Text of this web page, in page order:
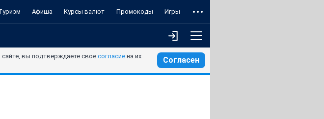
Афиша Курсы валют Промокоды Игры
вы подтверждаете свое согласие на их
Согласен